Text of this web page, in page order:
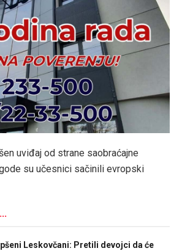
uviđaj od strane saobraćajne
su učesnici sačinili evropski
Leskovčani: Pretili devojci da će